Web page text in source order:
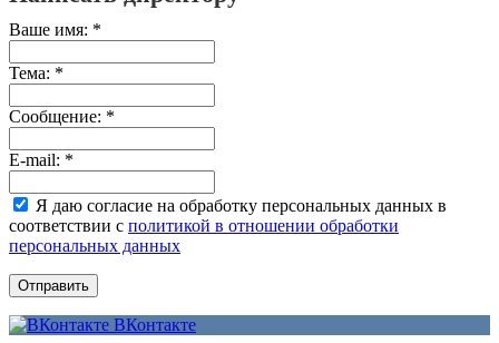
Ваше имя: *
Тема: *
Сообщение: *
E-mail: *
Я даю согласие на обработку персональных данных в
соответствии с политикой в отношении обработки
персональных данных
Отправить
ВКонтакте